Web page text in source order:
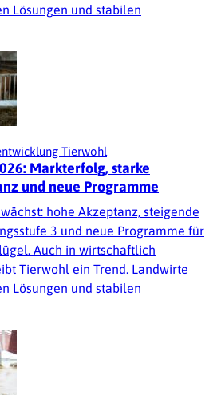
Lösungen und stabilen
Tierwohl
Markterfolg, starke
und neue Programme
hohe Akzeptanz, steigende
3 und neue Programme für
Auch in wirtschaftlich
Tierwohl ein Trend. Landwirte
Lösungen und stabilen